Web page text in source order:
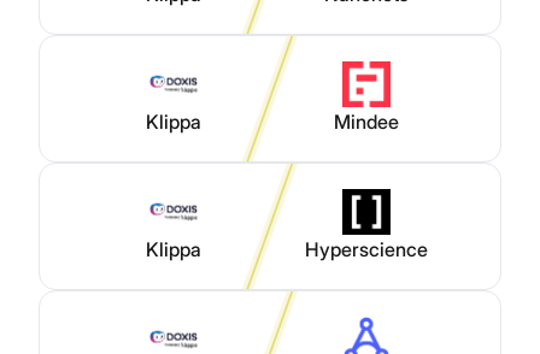
Klippa Mindee
Klippa Hyperscience